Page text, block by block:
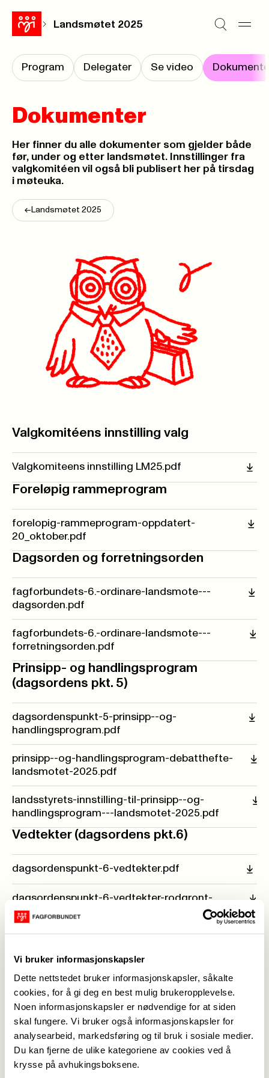
Vi bruker informasjonskapsler
Dette nettstedet bruker informasjonskapsler, såkalte
cookies, for å gi deg en best mulig brukeropplevelse.
Noen informasjonskapsler er nødvendige for at siden
skal fungere. Vi bruker også informasjonskapsler for
analysearbeid, markedsføring og til bruk i sosiale medier.
Du kan fjerne de ulike kategoriene av cookies ved å
krysse på avhukingsboksene.
Landsmøtet 2025
Program Delegater Se video
Dokumenter
Her finner du alle dokumenter som gjelder både
før, under og etter landsmøtet. Innstillinger fra
valgkomitéen vil også bli publisert her på tirsdag
i møteuka.
<- Landsmøtet 2025
Valgkomitéens innstilling valg
Valgkomiteens innstilling LM25.pdf
Foreløpig rammeprogram
forelopig-rammeprogram-oppdatert-
20_oktober.pdf
Dagsorden og forretningsorden
fagforbundets-6.-ordinare-landsmote---
dagsorden.pdf
fagforbundets-6.-ordinare-landsmote---
forretningsorden.pdf
Prinsipp- og handlingsprogram
(dagsordens pkt. 5)
dagsordenspunkt-5-prinsipp--og-
handlingsprogram.pdf
prinsipp--og-handlingsprogram-debatthefte-
landsmotet-2025.pdf
landsstyrets-innstilling-til-prinsipp--og-
handlingsprogram---landsmotet-2025.pdf
Vedtekter (dagsordens pkt.6)
dagsordenspunkt-6-vedtekter.pdf
dagsordenspunkt-6-vedtekter-rodgront-
stottedokument.pdf
Egen organisasjon (dagsordens pkt.7)
dagsordenspunkt-7-fagforbundets-egen-
organisasjon.pdf
dagsordenspunkt-7.1-fagforbundets-egen-
organisasjon.pdf
dagsordenspunkt-7.2-fagforbundets-
organisasjonsprogram.pdf